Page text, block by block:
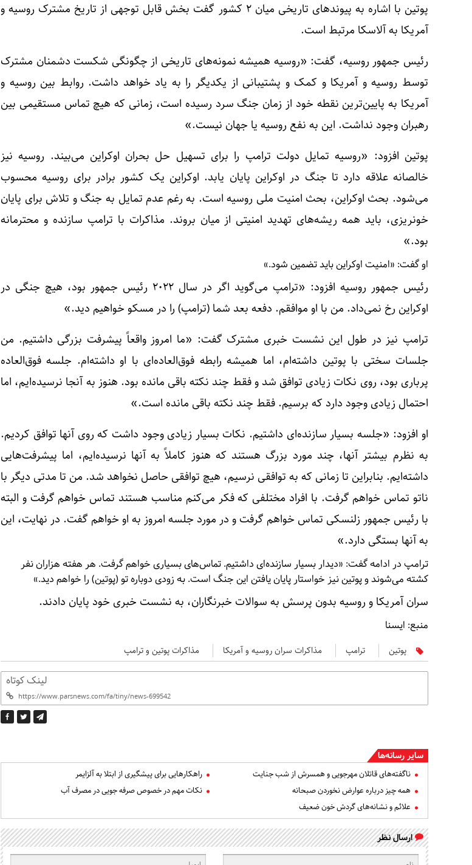
پوتین با اشاره به پیوندهای تاریخی میان ۲ کشور گفت بخش قابل توجهی از تاریخ مشترک روسیه و
آمریکا به آلاسکا مرتبط است.
رئیس جمهور روسیه، گفت: «روسیه همیشه نمونه‌های تاریخی از چگونگی شکست دشمنان مشترک
توسط روسیه و آمریکا و کمک و پشتیبانی از یکدیگر را به یاد خواهد داشت. روابط بین روسیه و
آمریکا به پایین‌ترین نقطه خود از زمان جنگ سرد رسیده است، زمانی که هیچ تماس مستقیمی بین
رهبران وجود نداشت. این به نفع روسیه یا جهان نیست.»
پوتین افزود: «روسیه تمایل دولت ترامپ را برای تسهیل حل بحران اوکراین می‌بیند. روسیه نیز
خالصانه علاقه دارد تا جنگ در اوکراین پایان یابد. اوکراین یک کشور برادر برای روسیه محسوب
می‌شود. بحث اوکراین، بحث امنیت ملی روسیه است. به رغم عدم تمایل به جنگ و تلاش برای پایان
خونریزی، باید همه ریشه‌های تهدید امنیتی از میان بروند. مذاکرات با ترامپ سازنده و محترمانه
بود.»
او گفت: «امنیت اوکراین باید تضمین شود.»
رئیس جمهور روسیه افزود: «ترامپ می‌گوید اگر در سال ۲۰۲۲ رئیس جمهور بود، هیچ جنگی در
اوکراین رخ نمی‌داد. من با او موافقم. دفعه بعد شما (ترامپ) را در مسکو خواهیم دید.»
ترامپ نیز در طول این نشست خبری مشترک گفت: «ما امروز واقعاً پیشرفت بزرگی داشتیم. من
جلسات سختی با پوتین داشته‌ام، اما همیشه رابطه فوق‌العاده‌ای با او داشته‌ام. جلسه فوق‌العاده
پرباری بود، روی نکات زیادی توافق شد و فقط چند نکته باقی مانده بود. هنوز به آنجا نرسیده‌ایم، اما
احتمال زیادی وجود دارد که برسیم. فقط چند نکته باقی مانده است.»
او افزود: «جلسه بسیار سازنده‌ای داشتیم. نکات بسیار زیادی وجود داشت که روی آنها توافق کردیم.
به نظرم بیشتر آنها، چند مورد بزرگ هستند که هنوز کاملاً به آنها نرسیده‌ایم، اما پیشرفت‌هایی
داشته‌ایم. بنابراین تا زمانی که به توافقی نرسیم، هیچ توافقی حاصل نخواهد شد. من تا مدتی دیگر با
ناتو تماس خواهم گرفت. با افراد مختلفی که فکر می‌کنم مناسب هستند تماس خواهم گرفت و البته
با رئیس جمهور زلنسکی تماس خواهم گرفت و در مورد جلسه امروز به او خواهم گفت. در نهایت، این
به آنها بستگی دارد.»
ترامپ در ادامه گفت: «دیدار بسیار سازنده‌ای داشتیم. تماس‌های بسیاری خواهم گرفت. هر هفته هزاران نفر
کشته می‌شوند و پوتین نیز خواستار پایان یافتن این جنگ است. به زودی دوباره تو (پوتین) را خواهم دید.»
سران آمریکا و روسیه بدون پرسش به سوالات خبرنگاران، به نشست خبری خود پایان دادند.
منبع: ایسنا
پوتین ترامپ مذاکرات سران روسیه و آمریکا مذاکرات پوتین و ترامپ
لینک کوتاه
سایر رسانه‌ها
ناگفته‌های قاتلان مهرجویی و همسرش از شب جنایت
راهکارهایی برای پیشگیری از ابتلا به آلزایمر
همه چیز درباره عوارض نخوردن صبحانه
نکات مهم در خصوص صرفه جویی در مصرف آب
علائم و نشانه‌های گردش خون ضعیف
ارسال نظر